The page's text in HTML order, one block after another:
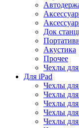
Док
Акустика
Прочее
Чехлы
Для iPad
Чехлы
Чехлы
Чехлы
Чехлы
Чехлы